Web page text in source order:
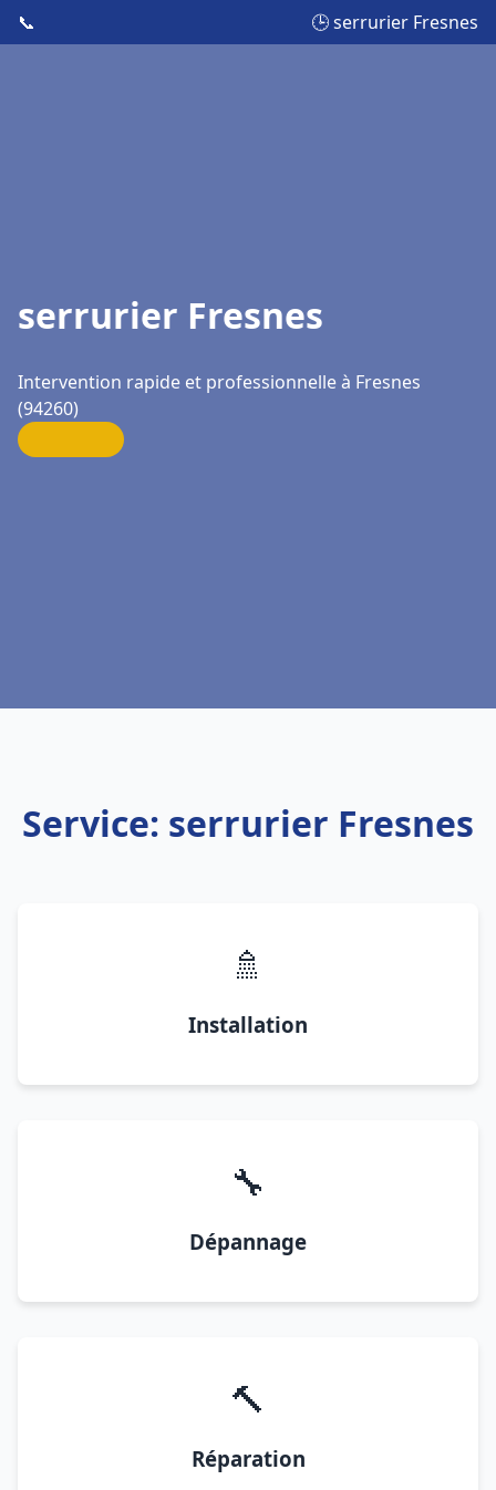
📞 🕒 serrurier Fresnes
serrurier Fresnes
Intervention rapide et professionnelle à Fresnes
(94260)
Service: serrurier Fresnes
🚿
Installation
🔧
Dépannage
🔨
Réparation